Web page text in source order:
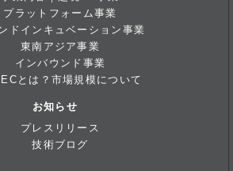
プラットフォーム事業
ドインキュベーション事業
東南アジア事業
インバウンド事業
とは？市場規模について
お知らせ
プレスリリース
技術ブログ